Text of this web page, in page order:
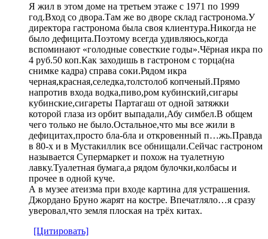
Я жил в этом доме на третьем этаже с 1971 по 1999
год.Вход со двора.Там же во дворе склад гастронома.У
директора гастронома была своя клиентура.Никогда не
было дефицита.Поэтому всегда удивляюсь,когда
вспоминают «голодные совесткие годы».Чёрная икра по
4 руб.50 коп.Как заходишь в гастроном с торца(на
снимке кадра) справа соки.Рядом икра
черная,красная,селедка,толстолоб копченый.Прямо
напротив входа водка,пиво,ром кубинский,сигары
кубинские,сигареты Партагаш от одной затяжки
которой глаза из орбит выпадали,Абу симбел.В общем
чего только не было.Остальное,что мы все жили в
дефицитах,просто бла-бла и откровенный п…жь.Правда
в 80-х и в Мустакиллик все обнищали.Сейчас гастроном
называется Супермаркет и похож на туалетную
лавку.Туалетная бумага,а рядом булочки,колбасы и
прочее в одной куче.
А в музее атеизма при входе картина для устрашения.
Джордано Бруно жарят на костре. Впечатляло…я сразу
уверовал,что земля плоская на трёх китах.
[Цитировать]